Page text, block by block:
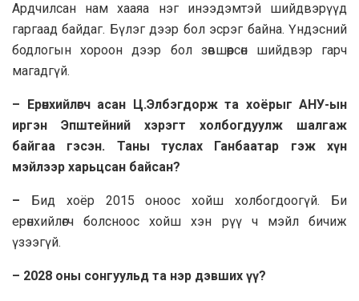
Ардчилсан нам хааяа нэг инээдэмтэй шийдвэрүүд
гаргаад байдаг. Бүлэг дээр бол эсрэг байна. Үндэсний
бодлогын хороон дээр бол зөвшөөрсөн шийдвэр гарч
магадгүй.
– Ерөнхийлөгч асан Ц.Элбэгдорж та хоёрыг АНУ-ын
иргэн Эпштейний хэрэгт холбогдуулж шалгаж
байгаа гэсэн. Таны туслах Ганбаатар гэж хүн
мэйлээр харьцсан байсан?
–
Бид хоёр 2015 оноос хойш холбогдоогүй. Би
ерөнхийлөгч болсноос хойш хэн рүү ч мэйл бичиж
үзээгүй.
– 2028 оны сонгуульд та нэр дэвших үү?